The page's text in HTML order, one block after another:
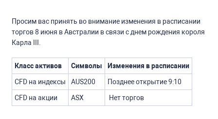
Просим вас принять во внимание изменения в расписании
торгов 8 июня в Австралии в связи с днем рождения короля
Карла III.
Класс активов Символы Изменения в расписании
CFD на индексы AUS200 Позднее открытие 9:10
CFD на акции ASX Нет торгов